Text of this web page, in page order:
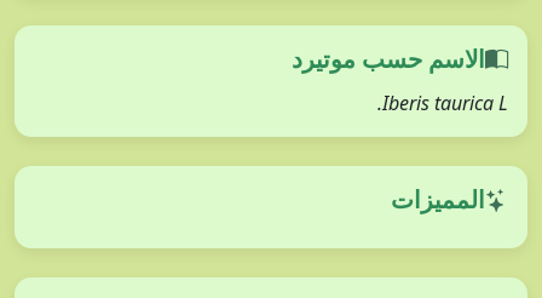
الاسم حسب موتيرد
Iberis taurica L.
المميزات